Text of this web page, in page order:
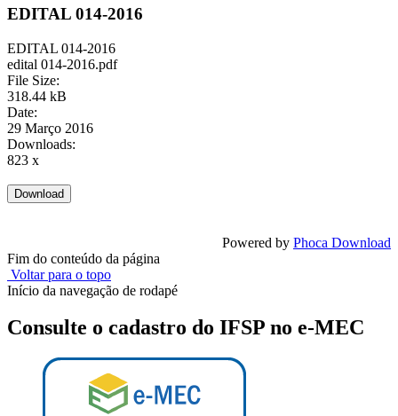
EDITAL 014-2016
EDITAL 014-2016
edital 014-2016.pdf
File Size:
318.44 kB
Date:
29 Março 2016
Downloads:
823 x
Powered by Phoca Download
Fim do conteúdo da página
Voltar para o topo
Início da navegação de rodapé
Consulte o cadastro do IFSP no e-MEC